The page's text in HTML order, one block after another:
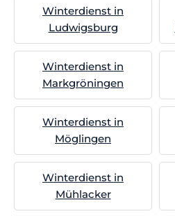
Winterdienst in
Ludwigsburg
Winterdienst in
Markgröningen
Winterdienst in
Möglingen
Winterdienst in
Mühlacker